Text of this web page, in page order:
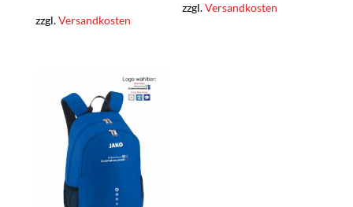
zzgl.Versandkosten
zzgl.Versandkosten